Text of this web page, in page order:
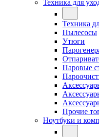
Техника для
Техника
Пылесосы
Утюги
Паровые
Прочие
Ноутбуки и